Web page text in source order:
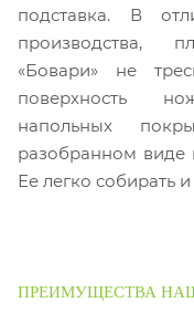
подставка. В
производства,
«Бовари» не
поверхность
напольных
разобранном виде
Ее легко собирать
ПРЕИМУЩЕСТВА